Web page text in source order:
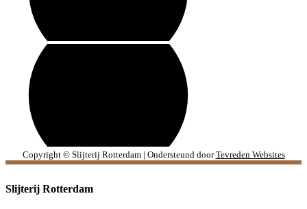
Copyright © Slijterij Rotterdam | Ondersteund doorTevreden Websites
Slijterij Rotterdam